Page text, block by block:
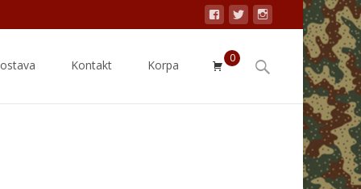
Kontakt Korpa 0
Search